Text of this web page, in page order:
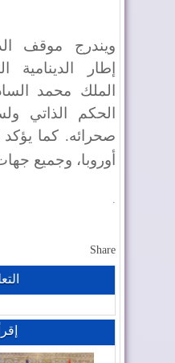
ويندرج موقف
إطار الدينامية
الملك محمد
الحكم الذاتي
صحرائه. كما
أوروبا، وجميع
Share